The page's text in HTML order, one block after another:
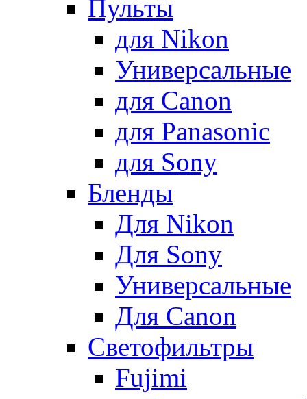
Пульты
для Nikon
Универсальные
для Canon
для Panasonic
для Sony
Бленды
Для Nikon
Для Sony
Универсальные
Для Canon
Светофильтры
Fujimi